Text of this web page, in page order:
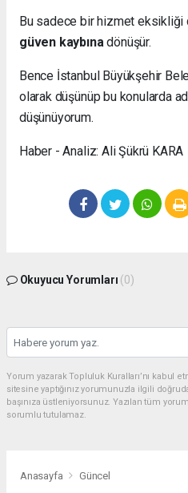
Bu sadece bir hizmet eksikliği
güven kaybına dönüşür.
Bence İstanbul Büyükşehir
olarak düşünüp bu konularda
düşünüyorum.
Haber - Analiz: Ali Şükrü KARA
Okuyucu Yorumları (0)
Yorum yazarak Topluluk Kuralları’nı kabul
sitesine yaptığınız yorumunuzla ilgili
başınıza üstleniyorsunuz. Yazılan tüm
sorumlu tutulamaz.
Anasayfa Güncel